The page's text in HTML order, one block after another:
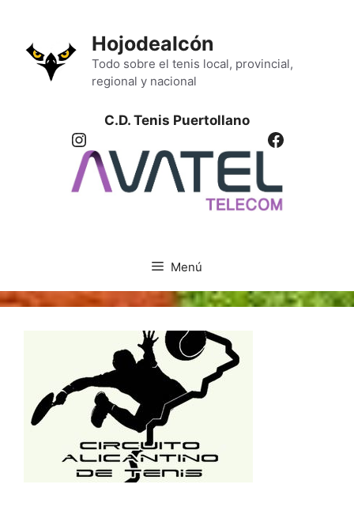
contenido
Hojodealcón
Todo sobre el tenis local, provincial,
regional y nacional
C.D. Tenis Puertollano
Instagram Facebook
Menú